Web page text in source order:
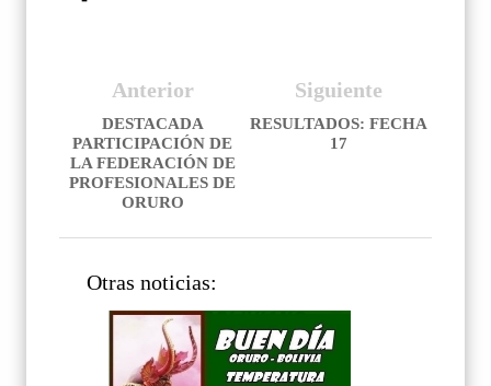
Siguiente
RESULTADOS: FECHA
17
Anterior
DESTACADA
PARTICIPACIÓN DE
LA FEDERACIÓN DE
PROFESIONALES DE
ORURO
Otras noticias: